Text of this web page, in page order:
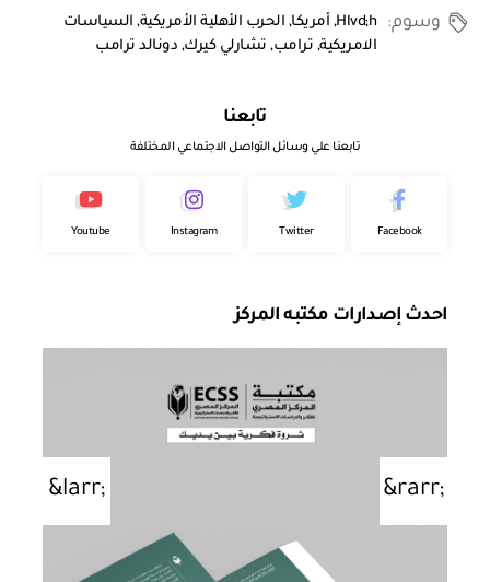
وسوم: Hlvd;h
,أمريكا,الحرب الأهلية الأمريكية,السياسات
الامريكية,ترامب,تشارلي كيرك,دونالد ترامب
تابعنا
تابعنا علي وسائل التواصل الاجتماعي المختلفة
Facebook
Twitter
Instagram
Youtube
احدث إصدارات مكتبه المركز